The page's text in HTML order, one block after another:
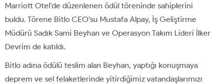
Marriott Otel’de düzenlenen ödül töreninde sahiplerini
buldu. Törene Bitlo CEO’su Mustafa Alpay, İş Geliştirme
Müdürü Sadık Sami Beyhan ve Operasyon Takım Lideri İlker
Devrim de katıldı.
Bitlo adına ödülü teslim alan Beyhan, yaptığı konuşmaya
deprem ve sel felaketlerinde yitirdiğimiz vatandaşlarımızı